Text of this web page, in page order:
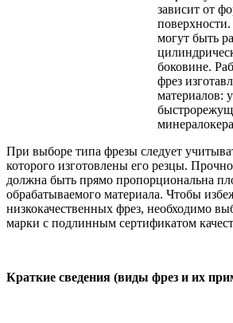
зависит от
могут быть
боковине.
фрез
материалов:
При выборе типа фрезы следует
которого изготовлены его резцы.
должна быть прямо пропорциональна
обрабатываемого материала. Чтобы
низкокачественных фрез, необходимо
марки с подлинным сертификатом
Краткие сведения (виды фрез и их